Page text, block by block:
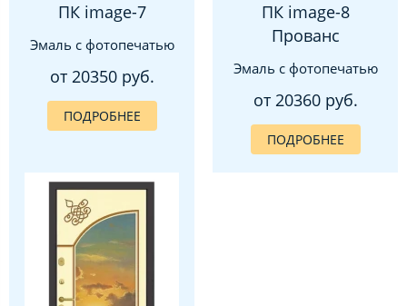
ПК image-7
Эмаль с фотопечатью
от 20350 руб.
ПОДРОБНЕЕ
ПК image-8
Прованс
Эмаль с фотопечатью
от 20360 руб.
ПОДРОБНЕЕ